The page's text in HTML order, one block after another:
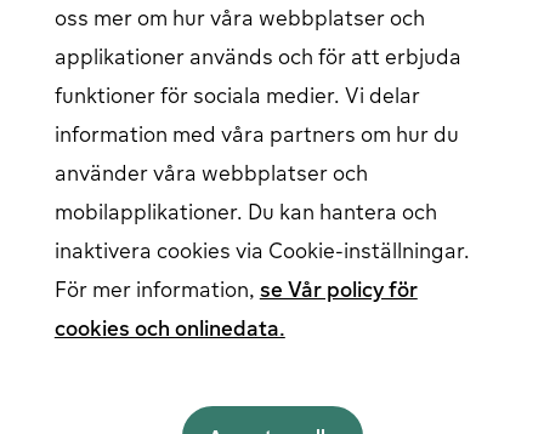
Logga in
EV förare login
öppnas i ett nytt fönster
Företag login
öppnas i ett nytt fönster
Följ oss på sociala medier
oss mer om hur våra webbplatser och
applikationer används och för att erbjuda
funktioner för sociala medier. Vi delar
information med våra partners om hur du
använder våra webbplatser och
mobilapplikationer. Du kan hantera och
inaktivera cookies via Cookie-inställningar.
För mer information, se Vår policy för
cookies och onlinedata.